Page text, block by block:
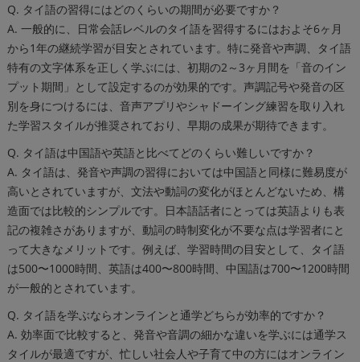
Q. タイ語の習得にはどのくらいの期間が必要ですか？
A. 一般的に、日常会話レベルのタイ語を習得するにはおよそ6ヶ月
から1年の継続学習が目安とされています。特に発音や声調、タイ語
特有の文字体系を正しく学ぶには、初期の2～3ヶ月間を「音のイン
プット期間」として設定するのが効果的です。声調記号や発音の区
別を身につけるには、音声アプリやシャドーイング練習を取り入れ
た学習スタイルが推奨されており、早期の成果が期待できます。
Q. タイ語は中国語や英語と比べてどのくらい難しいですか？
A. タイ語は、発音や声調の習得においては中国語と同様に難易度が
高いとされていますが、文法や動詞の変化がほとんどないため、構
造面では比較的シンプルです。日本語話者にとっては英語よりも表
記の複雑さがありますが、動詞の時制変化が不要な点は学習者にと
って大きなメリットです。例えば、学習時間の目安として、タイ語
は500〜1000時間、英語は400〜800時間、中国語は700〜1200時間
が一般的とされています。
Q. タイ語を学ぶならオンラインと通学どちらが効率的ですか？
A. 効率面で比較すると、発音や音調の細かな違いを学ぶには通学ス
タイルが最適ですが、忙しい社会人や子育て中の方にはオンライン